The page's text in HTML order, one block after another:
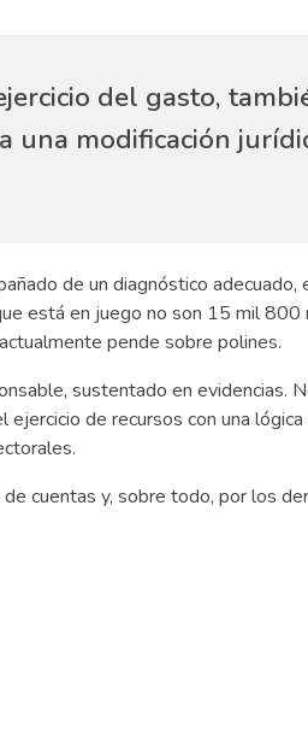
del gasto,
una modificación
de un diagnóstico adecuado,
está en juego no son 15 mil
pende sobre polines.
sustentado en evidencias.
de recursos con una
cuentas y, sobre todo, por los